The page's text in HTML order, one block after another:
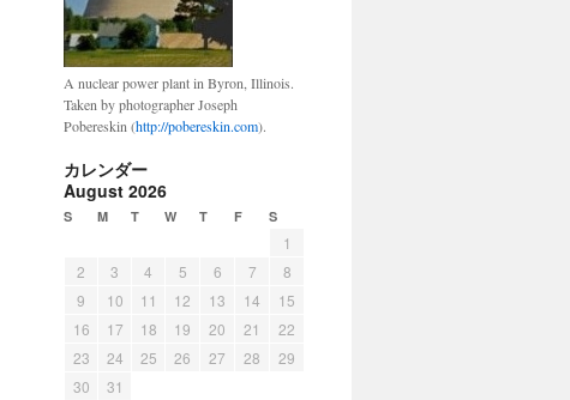
A nuclear power plant in Byron, Illinois.
Taken by photographer Joseph
Pobereskin (http://pobereskin.com).
カレンダー
August 2026
S M T W T F S
1
2
3 4 5 6 7
8
9
10 11 12 13 14
15
16
17 18 19 20 21
22
23
24 25 26 27 28
29
30
31